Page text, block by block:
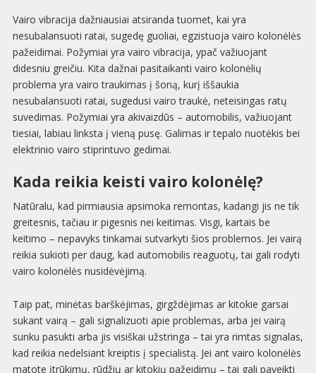
Vairo vibracija dažniausiai atsiranda tuomet, kai yra
nesubalansuoti ratai, sugedę guoliai, egzistuoja vairo kolonėlės
pažeidimai. Požymiai yra vairo vibracija, ypač važiuojant
didesniu greičiu. Kita dažnai pasitaikanti vairo kolonėlių
problema yra vairo traukimas į šoną, kurį iššaukia
nesubalansuoti ratai, sugedusi vairo traukė, neteisingas ratų
suvedimas. Požymiai yra akivaizdūs – automobilis, važiuojant
tiesiai, labiau linksta į vieną pusę. Galimas ir tepalo nuotėkis bei
elektrinio vairo stiprintuvo gedimai.
Kada reikia keisti vairo kolonėlę?
Natūralu, kad pirmiausia apsimoka remontas, kadangi jis ne tik
greitesnis, tačiau ir pigesnis nei keitimas. Visgi, kartais be
keitimo – nepavyks tinkamai sutvarkyti šios problemos. Jei vairą
reikia sukioti per daug, kad automobilis reaguotų, tai gali rodyti
vairo kolonėlės nusidėvėjimą.
Taip pat, minėtas barškėjimas, girgždėjimas ar kitokie garsai
sukant vairą – gali signalizuoti apie problemas, arba jei vairą
sunku pasukti arba jis visiškai užstringa – tai yra rimtas signalas,
kad reikia nedelsiant kreiptis į specialistą. Jei ant vairo kolonėlės
matote įtrūkimų, rūdžių ar kitokių pažeidimų – tai gali paveikti